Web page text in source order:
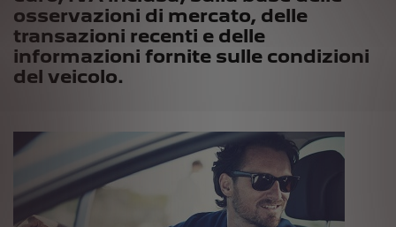
osservazioni di mercato, delle
transazioni recenti e delle
informazioni fornite sulle condizioni
del veicolo.